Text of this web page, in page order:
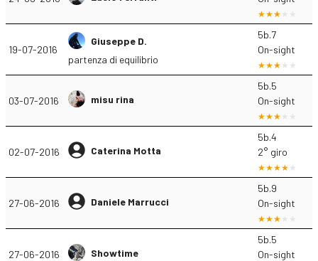
19-07-2016
Giuseppe D.
partenza di equilibrio
5b.7
On-sight
03-07-2016 misu rina
5b.5
On-sight
02-07-2016 Caterina Motta
5b.4
2° giro
27-06-2016 Daniele Marrucci
5b.9
On-sight
27-06-2016 Showtime
5b.5
On-sight